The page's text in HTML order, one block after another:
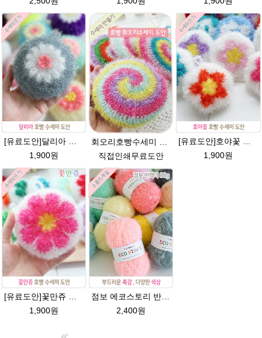
1,900원
직접인쇄무료도안
1,900원
1,900원
2,400원